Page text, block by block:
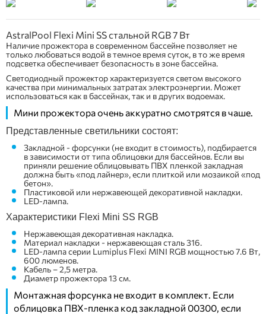
AstralPool Flexi Mini SS стальной RGB 7 Вт
Наличие прожектора в современном бассейне позволяет не
только любоваться водой в темное время суток, в то же время
подсветка обеспечивает безопасность в зоне бассейна.
Светодиодный прожектор характеризуется светом высокого
качества при минимальных затратах электроэнергии. Может
использоваться как в бассейнах, так и в других водоемах.
Мини прожектора очень аккуратно смотрятся в чаше.
Представленные светильники состоят:
Закладной - форсунки (не входит в стоимость), подбирается
в зависимости от типа облицовки для бассейнов. Если вы
приняли решение облицовывать ПВХ пленкой закладная
должна быть «под лайнер», если плиткой или мозаикой «под
бетон».
Пластиковой или нержавеющей декоративной накладки.
LED-лампа.
Характеристики Flexi Mini SS RGB
Нержавеющая декоративная накладка.
Материал накладки - нержавеющая сталь 316.
LED-лампа серии Lumiplus Flexi MINI RGB мощностью 7.6 Вт,
600 люменов.
Кабель – 2,5 метра.
Диаметр прожектора 13 см.
Монтажная форсунка не входит в комплект. Если
облицовка ПВХ-пленка код закладной 00300, если